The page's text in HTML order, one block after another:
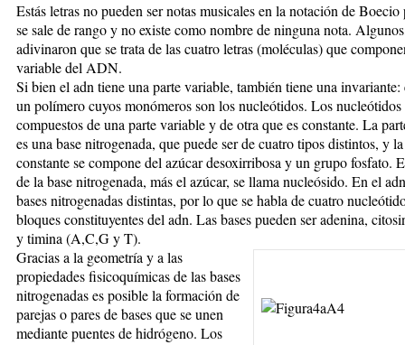
Estás letras no pueden ser notas musicales en la notación de Boecio
se sale de rango y no existe como nombre de ninguna nota.
adivinaron que se trata de las cuatro letras (moléculas) que
variable del ADN.
Si bien el adn tiene una parte variable, también tiene una invariante:
un polímero cuyos monómeros son los nucleótidos. Los nucleótidos
compuestos de una parte variable y de otra que es constante. La
es una base nitrogenada, que puede ser de cuatro tipos distintos, y
constante se compone del azúcar desoxirribosa y un grupo fosfato.
de la base nitrogenada, más el azúcar, se llama nucleósido. En el
bases nitrogenadas distintas, por lo que se habla de cuatro
bloques constituyentes del adn. Las bases pueden ser adenina,
y timina (A,C,G y T).
Gracias a la geometría y a las
propiedades fisicoquímicas de las bases
nitrogenadas es posible la formación de
parejas o pares de bases que se unen
mediante puentes de hidrógeno. Los